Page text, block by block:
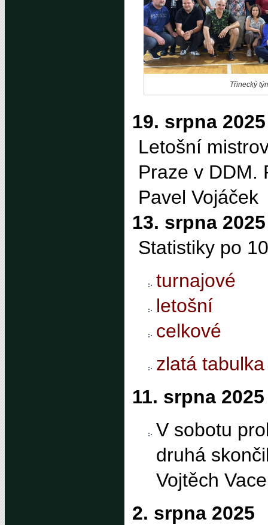
Třinecký
19. srpna 2025
Letošní
Praze v DDM.
Pavel Vojáček
13. srpna 2025
Statistiky po
turnajové
letošní
celkové
zlatá tabulka
11. srpna 2025
V sobotu
druhá
Vojtěch
2. srpna 2025